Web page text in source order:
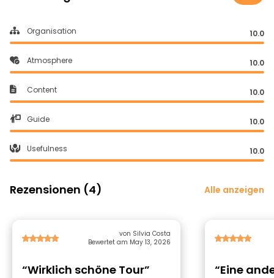
Organisation 10.0
Atmosphere 10.0
Content 10.0
Guide 10.0
Usefulness 10.0
Rezensionen (4) Alle anzeigen
von Silvia Costa
Bewertet am May 13, 2026
“Wirklich schöne Tour”
“Eine